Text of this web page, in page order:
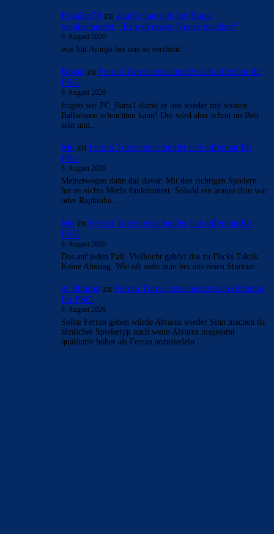
Rivaldo78 zu Araújo hat sich bei Barça
verabschiedet: „Er will etwas Neues machen“
9. August 2026
was hat Araujo bei uns so verdient.
Bojan zu Ferran Torres entscheidet sich offenbar für
PSG
9. August 2026
fragen wir FC_Barsi1 damit er uns wieder mit seinem
Ballwissen erleuchten kann! Der wird aber schon im Bett
sein und…
Mo zu Ferran Torres entscheidet sich offenbar für
PSG
8. August 2026
Meinetwegen dann das davor. Mit den richtigen Spielern
hat es nichts Merhi funktioniert. Sobald ein araujo drin war
oder Raphinha…
Mo zu Ferran Torres entscheidet sich offenbar für
PSG
8. August 2026
Das auf jeden Fall. Vielleicht gehört das zu Flicks Taktik.
Keine Ahnung. Wie oft sieht man bei uns einen Stürmer…
el_tiburon zu Ferran Torres entscheidet sich offenbar
für PSG
8. August 2026
Sollte Ferran gehen würde Alvarez wieder Sinn machen da
ähnlicher Spielertyp auch wenn Alvarez insgesamt
qualitativ höher als Ferran anzusiedeln…